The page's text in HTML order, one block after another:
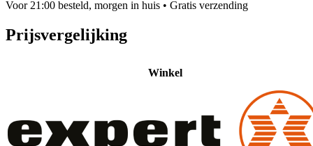
Voor 21:00 besteld, morgen in huis • Gratis verzending
Prijsvergelijking
Winkel